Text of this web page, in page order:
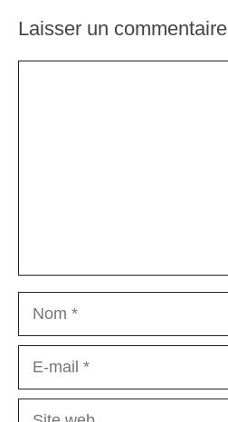
Laisser un commentaire
Nom
Site